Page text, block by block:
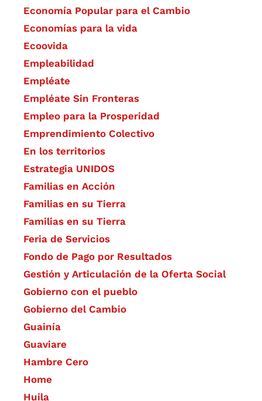
Economía Popular para el Cambio
Economías para la vida
Ecoovida
Empleabilidad
Empléate
Empléate Sin Fronteras
Empleo para la Prosperidad
Emprendimiento Colectivo
En los territorios
Estrategia UNIDOS
Familias en Acción
Familias en su Tierra
Familias en su Tierra
Feria de Servicios
Fondo de Pago por Resultados
Gestión y Articulación de la Oferta Social
Gobierno con el pueblo
Gobierno del Cambio
Guainía
Guaviare
Hambre Cero
Home
Huila